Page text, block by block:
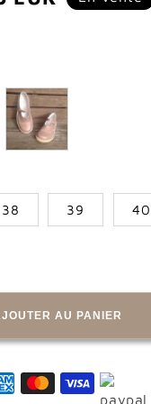
38 39 40
AU PANIER